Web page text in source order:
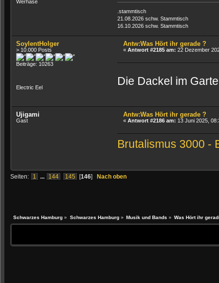
Werhase
.stammtisch
21.08.2026 schw. Stammtisch
16.10.2026 schw. Stammtisch
SoylentHolger
> 10.000 Posts
Beiträge: 10263
Electric Eel
Antw:Was Hört ihr gerade ?
«Antwort #2185 am: 22 Dezember
Die Dackel im
Ujigami
Gast
Antw:Was Hört ihr gerade ?
«Antwort #2186 am: 13 Juni 2025,
Brutalismus 3000 -
Seiten: 1 ... 144 145 [146] Nach oben
Schwarzes Hamburg » Schwarzes Hamburg» Musik und Bands » Was Hört ihr